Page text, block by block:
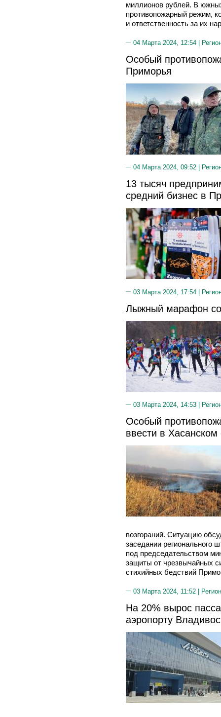
миллионов рублей. В
противопожарный режим,
и ответственность за их
04 Марта 2024, 12:54 |
Особый
Приморья
04 Марта 2024, 09:52 |
13 тысяч
средний бизнес в
03 Марта 2024, 17:54 |
Лыжный марафон
03 Марта 2024, 14:53 |
Особый
ввести в
возгораний. Ситуацию
заседании регионального
под председательством
защиты от чрезвычайных
стихийных бедствий
03 Марта 2024, 11:52 |
На 20% вырос
аэропорту